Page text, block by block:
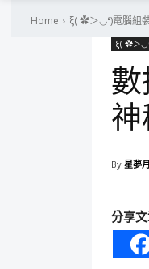
Home ξ( ✿＞◡❛)電腦組
ξ( ✿＞
神
By 星夢
分享文